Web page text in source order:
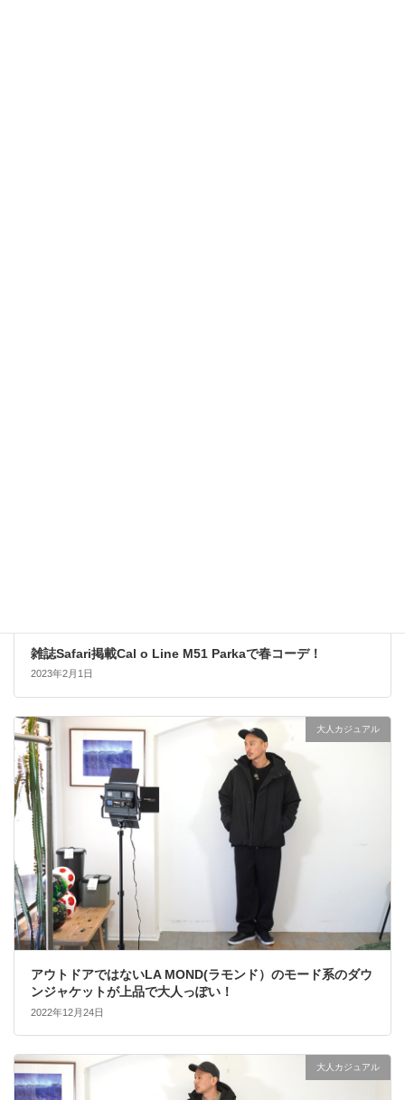
雑誌Safari掲載Cal o Line M51 Parkaで春コーデ！
2023年2月1日
大人カジュアル
アウトドアではないLA MOND(ラモンド）のモード系のダウ
ンジャケットが上品で大人っぽい！
2022年12月24日
大人カジュアル